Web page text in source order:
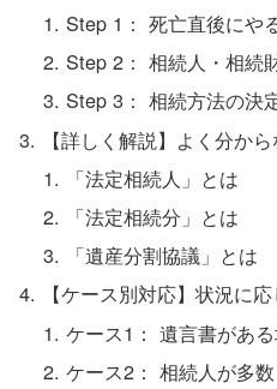
Step 1： 死亡直後にや
Step 2： 相続人・相続
Step 3： 相続方法の決
【詳しく解説】よく分か
「法定相続人」とは
「法定相続分」とは
「遺産分割協議」とは
【ケース別対応】状況に
ケース1： 遺言書があ
ケース2： 相続人が多